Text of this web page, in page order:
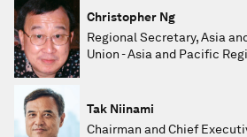
Christopher Ng
Regional Secretary, Asia
Union - Asia and Pacific
Tak Niinami
Chairman and Chief